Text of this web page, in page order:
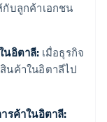
บลูกค้าเอกชน
นอิตาลี: เมื่อธุรกิจ
นค้าในอิตาลีไป
รค้าในอิตาลี: